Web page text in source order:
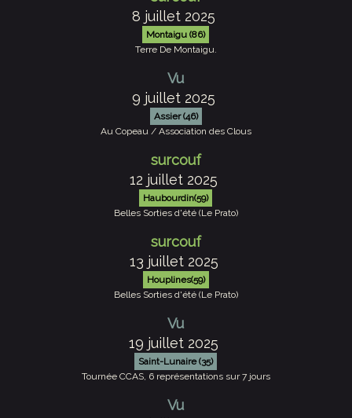
8 juillet 2025
Montaigu (86)
Terre De Montaigu.
Vu
9 juillet 2025
Assier (46)
Au Copeau / Association des Clous
surcouf
12 juillet 2025
Haubourdin(59)
Belles Sorties d'été (Le Prato)
surcouf
13 juillet 2025
Houplines(59)
Belles Sorties d'été (Le Prato)
Vu
19 juillet 2025
Saint-Lunaire (35)
Tournée CCAS, 6 représentations sur 7 jours
Vu